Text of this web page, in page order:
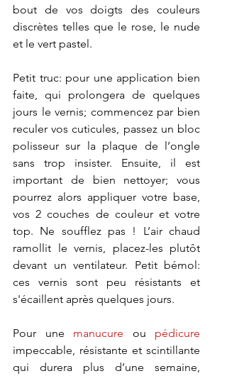
bout de vos doigts des couleurs
discrètes telles que le rose, le nude
et le vert pastel.
Petit truc: pour une application bien
faite, qui prolongera de quelques
jours le vernis; commencez par bien
reculer vos cuticules, passez un bloc
polisseur sur la plaque de l’ongle
sans trop insister. Ensuite, il est
important de bien nettoyer; vous
pourrez alors appliquer votre base,
vos 2 couches de couleur et votre
top. Ne soufflez pas ! L’air chaud
ramollit le vernis, placez-les plutôt
devant un ventilateur. Petit bémol:
ces vernis sont peu résistants et
s'écaillent après quelques jours.
Pour une manucure ou pédicure
impeccable, résistante et scintillante